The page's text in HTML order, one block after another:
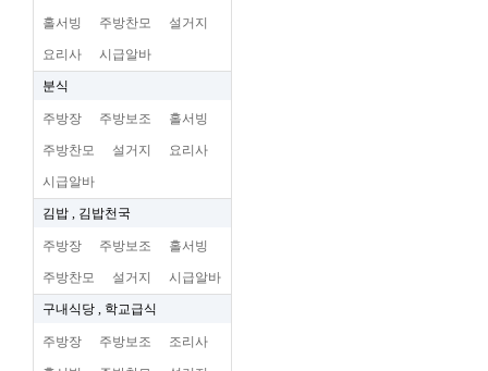
홀서빙 주방찬모 설거지
요리사 시급알바
분식
주방장 주방보조 홀서빙
주방찬모 설거지 요리사
시급알바
김밥 , 김밥천국
주방장 주방보조 홀서빙
주방찬모 설거지 시급알바
구내식당 , 학교급식
주방장 주방보조 조리사